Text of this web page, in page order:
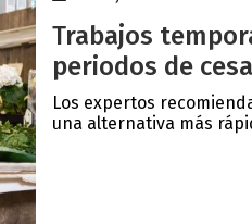
Trabajos
periodos de
Los expertos
una alternativa más